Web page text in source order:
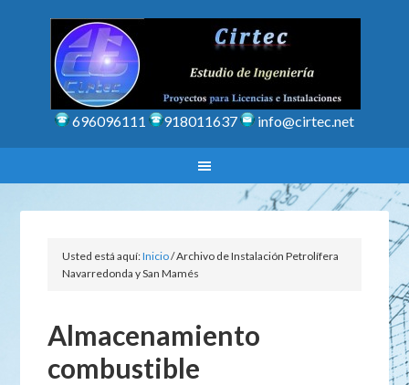
696096111 918011637 info@cirtec.net
Usted está aquí:Inicio/Archivo de Instalación Petrolífera
Navarredonda y San Mamés
Almacenamiento
combustible